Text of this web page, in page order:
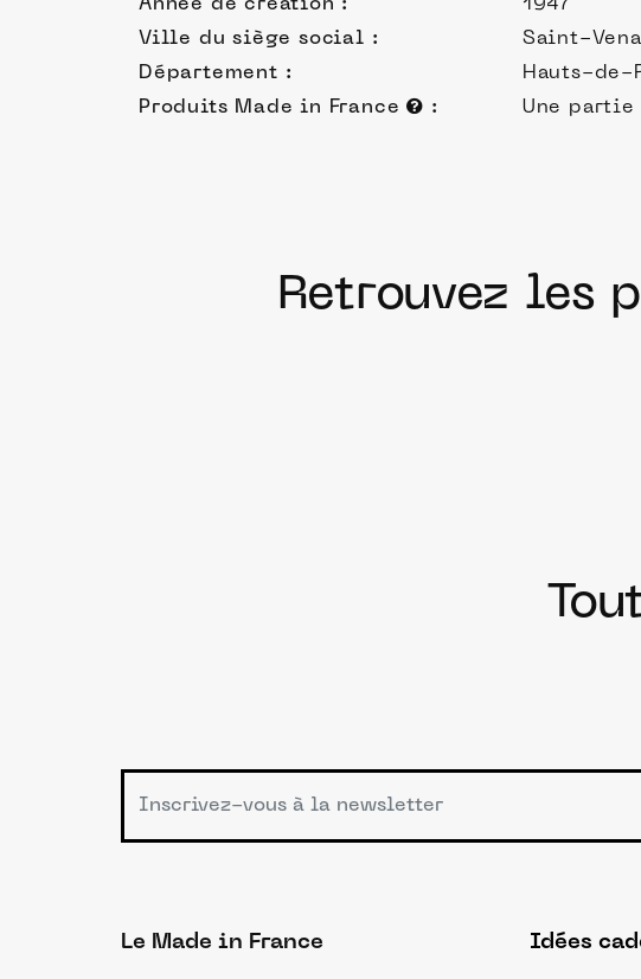
Année de création :
1947
Ville du siège social :
Saint-
Département :
Hauts-de-
Produits Made in France
: Une partie
Retrouvez les
Le Made in France Idées